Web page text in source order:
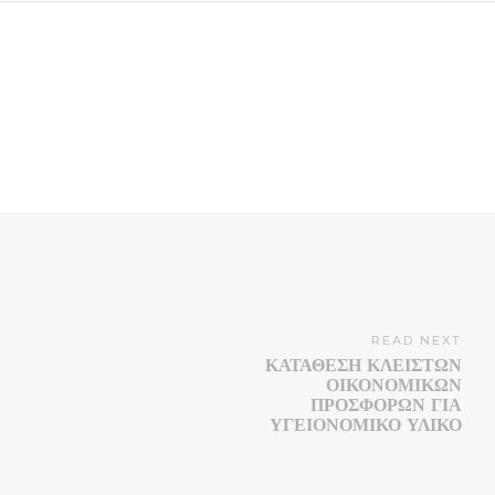
READ NEXT
ΚΑΤΑΘΕΣΗ ΚΛΕΙΣΤΩΝ
ΟΙΚΟΝΟΜΙΚΩΝ
ΠΡΟΣΦΟΡΩΝ ΓΙΑ
ΥΓΕΙΟΝΟΜΙΚΟ ΥΛΙΚΟ